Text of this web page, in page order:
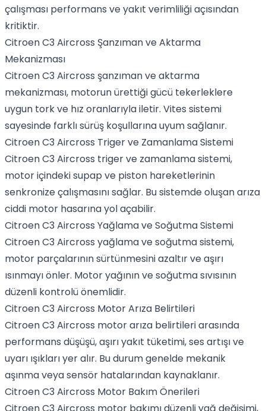
çalışması performans ve yakıt verimliliği açısından
kritiktir.
Citroen C3 Aircross Şanzıman ve Aktarma
Mekanizması
Citroen C3 Aircross şanzıman ve aktarma
mekanizması, motorun ürettiği gücü tekerleklere
uygun tork ve hız oranlarıyla iletir. Vites sistemi
sayesinde farklı sürüş koşullarına uyum sağlanır.
Citroen C3 Aircross Triger ve Zamanlama Sistemi
Citroen C3 Aircross triger ve zamanlama sistemi,
motor içindeki supap ve piston hareketlerinin
senkronize çalışmasını sağlar. Bu sistemde oluşan arıza
ciddi motor hasarına yol açabilir.
Citroen C3 Aircross Yağlama ve Soğutma Sistemi
Citroen C3 Aircross yağlama ve soğutma sistemi,
motor parçalarının sürtünmesini azaltır ve aşırı
ısınmayı önler. Motor yağının ve soğutma sıvısının
düzenli kontrolü önemlidir.
Citroen C3 Aircross Motor Arıza Belirtileri
Citroen C3 Aircross motor arıza belirtileri arasında
performans düşüşü, aşırı yakıt tüketimi, ses artışı ve
uyarı ışıkları yer alır. Bu durum genelde mekanik
aşınma veya sensör hatalarından kaynaklanır.
Citroen C3 Aircross Motor Bakım Önerileri